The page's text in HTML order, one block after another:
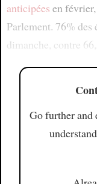
anticipées en
Parlement. 76% des
dimanche, contre
Go further